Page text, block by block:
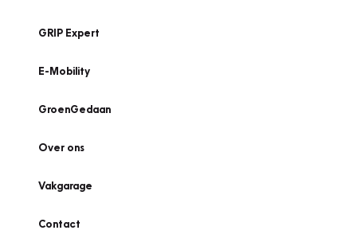
GRIP Expert
E-Mobility
GroenGedaan
Over ons
Vakgarage
Contact